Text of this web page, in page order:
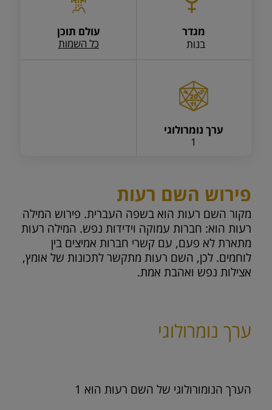
מגדר
בנות
עולם תוכן
כל השמות
ערך נומרולוגי
1
פירוש השם רעות
מקור השם רעות הוא בשפה העברית. פירוש המילה
רעות הוא: חברות עמוקה וידידות נפש. המילה רעות
מתארת לא פעם, עם קשרי חברות אמיצים בין
לוחמים. לכן, השם רעות מתקשר לתכונות של אומץ,
אצילות נפש ואהבת אמת.
ערך נומרולוגי
הערך הנומורולוגי של השם רעות הוא 1